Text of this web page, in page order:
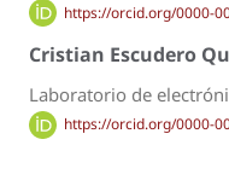
https://orcid.org/0000-
Cristian Escudero
Laboratorio de
https://orcid.org/0000-